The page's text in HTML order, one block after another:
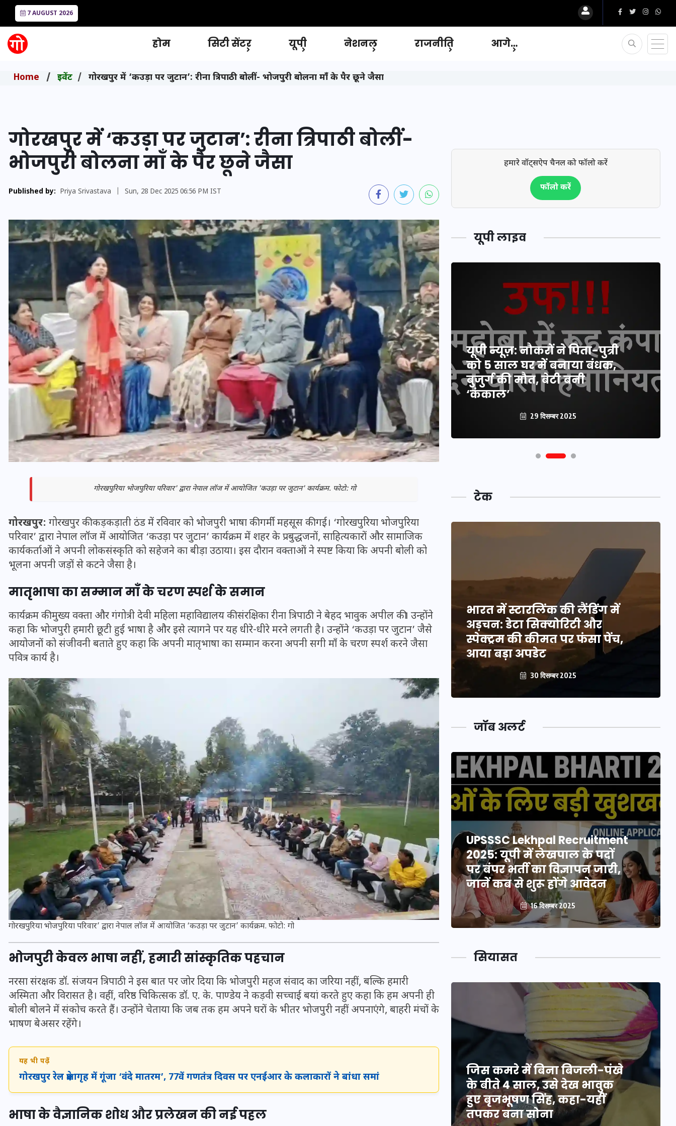
7 AUGUST 2026
होम सिटी सेंटर यूपी नेशनल राजनीति आगे…
Home इवेंट गोरखपुर में ‘कउड़ा पर जुटान’: रीना त्रिपाठी बोलीं- भोजपुरी बोलना माँ के पैर छूने जैसा
गोरखपुर में ‘कउड़ा पर जुटान’: रीना त्रिपाठी बोलीं-
भोजपुरी बोलना माँ के पैर छूने जैसा
Published by: Priya Srivastava Sun, 28 Dec 2025 06:56 PM IST
गोरखपुरिया भोजपुरिया परिवार' द्वारा नेपाल लॉज में आयोजित 'कउड़ा पर जुटान' कार्यक्रम. फोटो: गो
गोरखपुर: गोरखपुर की कड़कड़ाती ठंड में रविवार को भोजपुरी भाषा की गर्मी महसूस की गई। ‘गोरखपुरिया भोजपुरिया
परिवार’ द्वारा नेपाल लॉज में आयोजित ‘कउड़ा पर जुटान’ कार्यक्रम में शहर के प्रबुद्धजनों, साहित्यकारों और सामाजिक
कार्यकर्ताओं ने अपनी लोकसंस्कृति को सहेजने का बीड़ा उठाया। इस दौरान वक्ताओं ने स्पष्ट किया कि अपनी बोली को
भूलना अपनी जड़ों से कटने जैसा है।
मातृभाषा का सम्मान माँ के चरण स्पर्श के समान
कार्यक्रम की मुख्य वक्ता और गंगोत्री देवी महिला महाविद्यालय की संरक्षिका रीना त्रिपाठी ने बेहद भावुक अपील की। उन्होंने
कहा कि भोजपुरी हमारी छूटी हुई भाषा है और इसे त्यागने पर यह धीरे-धीरे मरने लगती है। उन्होंने ‘कउड़ा पर जुटान’ जैसे
आयोजनों को संजीवनी बताते हुए कहा कि अपनी मातृभाषा का सम्मान करना अपनी सगी माँ के चरण स्पर्श करने जैसा
पवित्र कार्य है।
गोरखपुरिया भोजपुरिया परिवार’ द्वारा नेपाल लॉज में आयोजित ‘कउड़ा पर जुटान’ कार्यक्रम. फोटो: गो
भोजपुरी केवल भाषा नहीं, हमारी सांस्कृतिक पहचान
नरसा संरक्षक डॉ. संजयन त्रिपाठी ने इस बात पर जोर दिया कि भोजपुरी महज संवाद का जरिया नहीं, बल्कि हमारी
अस्मिता और विरासत है। वहीं, वरिष्ठ चिकित्सक डॉ. ए. के. पाण्डेय ने कड़वी सच्चाई बयां करते हुए कहा कि हम अपनी ही
बोली बोलने में संकोच करते हैं। उन्होंने चेताया कि जब तक हम अपने घरों के भीतर भोजपुरी नहीं अपनाएंगे, बाहरी मंचों के
भाषण बेअसर रहेंगे।
यह भी पढ़ें
गोरखपुर रेल प्रेक्षागृह में गूंजा ‘वंदे मातरम’, 77वें गणतंत्र दिवस पर एनईआर के कलाकारों ने बांधा समां
भाषा के वैज्ञानिक शोध और प्रलेखन की नई पहल
हमारे वॉट्सऐप चैनल को फॉलो करें
फॉलो करें
यूपी लाइव
यूपी लेखपाल भर्ती: ओबीसी को
मिली बड़ी राहत, 2158 पदों पर
बंपर वैकेंसी, जनरल कोटे में भारी
कटौती
29 दिसम्बर 2025
वोटर लिस्ट पुनरीक्षण कार्यक्रम में
हुआ बदलाव, देखें नई तारीखों की
पूरी लिस्ट
30 दिसम्बर 2025
यूपी न्यूज़: नौकरों ने पिता-पुत्री
को 5 साल घर में बनाया बंधक,
बुजुर्ग की मौत, बेटी बनी
‘कंकाल’
29 दिसम्बर 2025
टेक
भारत में स्टारलिंक की लैंडिंग में
अड़चन: डेटा सिक्योरिटी और
स्पेक्ट्रम की कीमत पर फंसा पेंच,
आया बड़ा अपडेट
भारत में स्टारलिंक की लैंडिंग में
अड़चन: डेटा सिक्योरिटी और
स्पेक्ट्रम की कीमत पर फंसा पेंच,
भारत में स्टारलिंक की लैंडिंग में
अड़चन: डेटा सिक्योरिटी और
स्पेक्ट्रम की कीमत पर फंसा पेंच,
आया बड़ा अपडेट
30 दिसम्बर 2025
जॉब अलर्ट
UPSSSC Lekhpal Recruitment
2025: यूपी में लेखपाल के पदों
पर बंपर भर्ती का विज्ञापन जारी,
जानें कब से शुरू होंगे आवेदन
16 दिसम्बर 2025
UPSSSC Lekhpal Recruitment
2025: यूपी में लेखपाल के पदों
पर बंपर भर्ती का विज्ञापन जारी,
जानें कब से शुरू होंगे आवेदन
16 दिसम्बर 2025
UPSSSC Lekhpal Recruitment
2025: यूपी में लेखपाल के पदों
पर बंपर भर्ती का विज्ञापन जारी,
जानें कब से शुरू होंगे आवेदन
16 दिसम्बर 2025
सियासत
जिस कमरे में बिना बिजली-पंखे
के बीते 4 साल, उसे देख भावुक
तपकर बना सोना
जिस कमरे में बिना बिजली-पंखे
के बीते 4 साल, उसे देख भावुक
तपकर बना सोना
जिस कमरे में बिना बिजली-पंखे
के बीते 4 साल, उसे देख भावुक
हुए बृजभूषण सिंह, कहा-यहीं
तपकर बना सोना